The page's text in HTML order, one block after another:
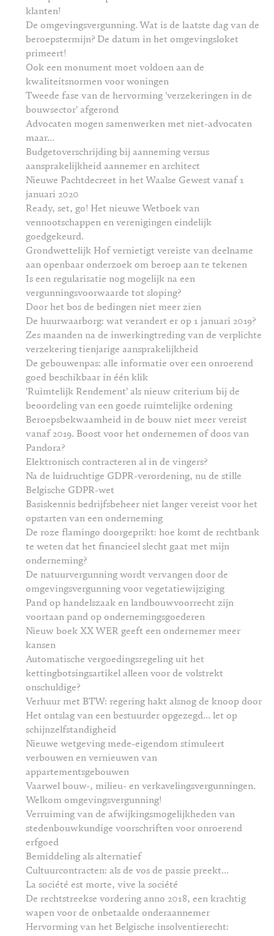
klanten!
De omgevingsvergunning. Wat is de laatste dag van de
beroepstermijn? De datum in het omgevingsloket
primeert!
Ook een monument moet voldoen aan de
kwaliteitsnormen voor woningen
Tweede fase van de hervorming 'verzekeringen in de
bouwsector' afgerond
Advocaten mogen samenwerken met niet-advocaten
maar...
Budgetoverschrijding bij aanneming versus
aansprakelijkheid aannemer en architect
Nieuwe Pachtdecreet in het Waalse Gewest vanaf 1
januari 2020
Ready, set, go! Het nieuwe Wetboek van
vennootschappen en verenigingen eindelijk
goedgekeurd.
Grondwettelijk Hof vernietigt vereiste van deelname
aan openbaar onderzoek om beroep aan te tekenen
Is een regularisatie nog mogelijk na een
vergunningsvoorwaarde tot sloping?
Door het bos de bedingen niet meer zien
De huurwaarborg: wat verandert er op 1 januari 2019?
Zes maanden na de inwerkingtreding van de verplichte
verzekering tienjarige aansprakelijkheid
De gebouwenpas: alle informatie over een onroerend
goed beschikbaar in één klik
'Ruimtelijk Rendement' als nieuw criterium bij de
beoordeling van een goede ruimtelijke ordening
Beroepsbekwaamheid in de bouw niet meer vereist
vanaf 2019. Boost voor het ondernemen of doos van
Pandora?
Elektronisch contracteren al in de vingers?
Na de luidruchtige GDPR-verordening, nu de stille
Belgische GDPR-wet
Basiskennis bedrijfsbeheer niet langer vereist voor het
opstarten van een onderneming
De roze flamingo doorgeprikt: hoe komt de rechtbank
te weten dat het financieel slecht gaat met mijn
onderneming?
De natuurvergunning wordt vervangen door de
omgevingsvergunning voor vegetatiewijziging
Pand op handelszaak en landbouwvoorrecht zijn
voortaan pand op ondernemingsgoederen
Nieuw boek XX WER geeft een ondernemer meer
kansen
Automatische vergoedingsregeling uit het
kettingbotsingsartikel alleen voor de volstrekt
onschuldige?
Verhuur met BTW: regering hakt alsnog de knoop door
Het ontslag van een bestuurder opgezegd... let op
schijnzelfstandigheid
Nieuwe wetgeving mede-eigendom stimuleert
verbouwen en vernieuwen van
appartementsgebouwen
Vaarwel bouw-, milieu- en verkavelingsvergunningen.
Welkom omgevingsvergunning!
Verruiming van de afwijkingsmogelijkheden van
stedenbouwkundige voorschriften voor onroerend
erfgoed
Bemiddeling als alternatief
Cultuurcontracten: als de vos de passie preekt...
La société est morte, vive la société
De rechtstreekse vordering anno 2018, een krachtig
wapen voor de onbetaalde onderaannemer
Hervorming van het Belgische insolventierecht: